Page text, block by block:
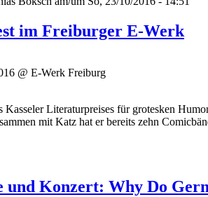
im Freiburger E-Werk
@ E-Werk Freiburg
Kasseler Literaturpreises für grotesken
mit Katz hat er bereits zehn
Konzert: Why Do